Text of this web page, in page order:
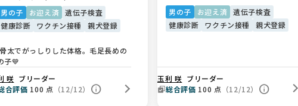
男の子
お迎え済
遺伝子検査
健康診断
ワクチン接種 親犬登録
骨太でがっしりした体格。毛足長めの
子💙
咲 ブリーダー
合評価 100 点 （12/12）
男の子
お迎え済
遺伝子検査
健康診断
ワクチン接種 親犬登録
玉利 咲 ブリーダー
総合評価 100 点 （12/12）